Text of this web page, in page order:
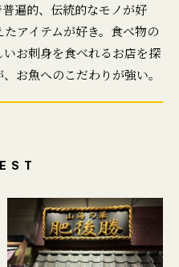
遍的、伝統的なモノが好
アイテムが好き。食べ物の
お刺身を食べれるお店を探
お魚へのこだわりが強い。